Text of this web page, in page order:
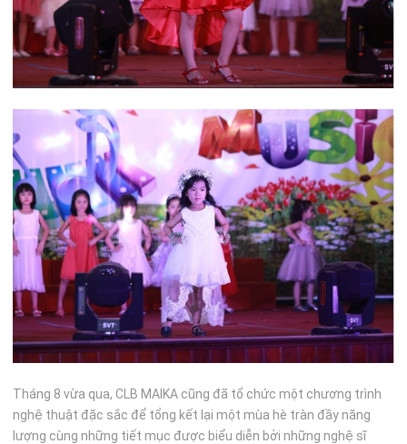
Tháng 8 vừa qua, CLB MAIKA cũng đã tổ chức một chương trình
nghệ thuật đặc sắc để tổng kết lại một mùa hè tràn đầy năng
lượng cùng những tiết mục được biểu diễn bởi những nghệ sĩ